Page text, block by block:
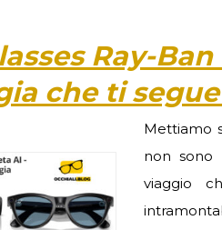
Ray-
che ti
Mettiamo
non sono
viaggio